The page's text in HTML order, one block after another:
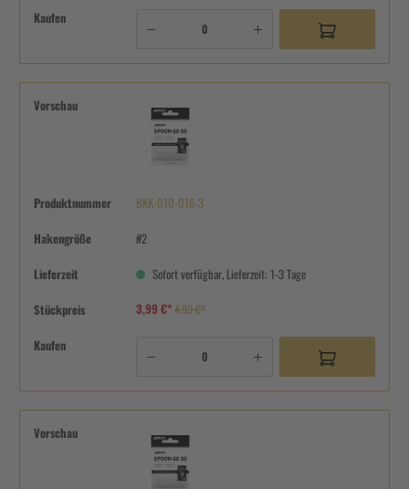
Kaufen
Vorschau
Produktnummer BKK-010-016-3
Hakengröße #2
Lieferzeit Sofort verfügbar, Lieferzeit: 1-3 Tage
Stückpreis 3,99 €*4,99 €*
Kaufen
Vorschau